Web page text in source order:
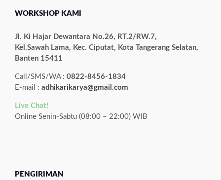
WORKSHOP KAMI
Jl. Ki Hajar Dewantara No.26, RT.2/RW.7,
Kel.Sawah Lama, Kec. Ciputat, Kota Tangerang Selatan,
Banten 15411
Call/SMS/WA : 0822-8456-1834
E-mail : adhikarikarya@gmail.com
Live Chat!
Online Senin-Sabtu (08:00 – 22:00) WIB
PENGIRIMAN